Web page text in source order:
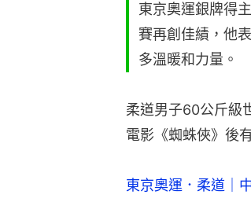
東京奧運銀牌得
賽再創佳績，他
多溫暖和力量。
柔道男子60公斤級
電影《蜘蛛俠》後
東京奧運．柔道｜